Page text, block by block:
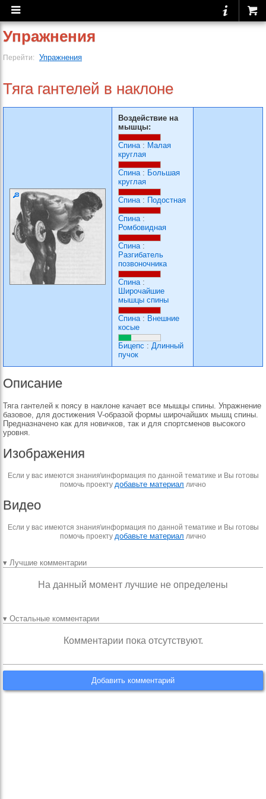
Упражнения
Перейти: Упражнения
Тяга гантелей в наклоне
Воздействие на
мышцы:
Спина: Малая
круглая
Спина: Большая
круглая
Спина: Подостная
Спина:
Ромбовидная
Спина:
Разгибатель
позвоночника
Спина:
Широчайшие
мышцы спины
Спина: Внешние
косые
Бицепс : Длинный
пучок
Описание
Тяга гантелей к поясу в наклоне качает все мышцы спины. Упражнение
базовое, для достижения V-образой формы широчайших мышц спины.
Предназначено как для новичков, так и для спортсменов высокого
уровня.
Изображения
Если у вас имеются знания\информация по данной тематике и Вы готовы
помочь проекту добавьте материал лично
Видео
Если у вас имеются знания\информация по данной тематике и Вы готовы
помочь проекту добавьте материал лично
▾ Лучшие комментарии
На данный момент лучшие не определены
▾ Остальные комментарии
Комментарии пока отсутствуют.
Добавить комментарий